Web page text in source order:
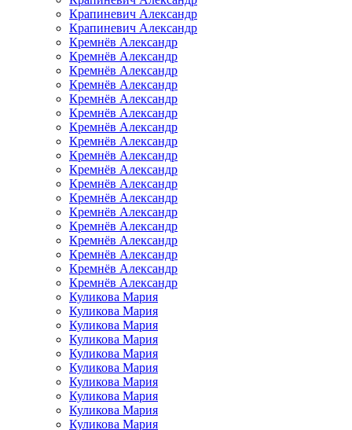
Крапиневич Александр
Крапиневич Александр
Кремнёв Александр
Кремнёв Александр
Кремнёв Александр
Кремнёв Александр
Кремнёв Александр
Кремнёв Александр
Кремнёв Александр
Кремнёв Александр
Кремнёв Александр
Кремнёв Александр
Кремнёв Александр
Кремнёв Александр
Кремнёв Александр
Кремнёв Александр
Кремнёв Александр
Кремнёв Александр
Кремнёв Александр
Кремнёв Александр
Куликова Мария
Куликова Мария
Куликова Мария
Куликова Мария
Куликова Мария
Куликова Мария
Куликова Мария
Куликова Мария
Куликова Мария
Куликова Мария